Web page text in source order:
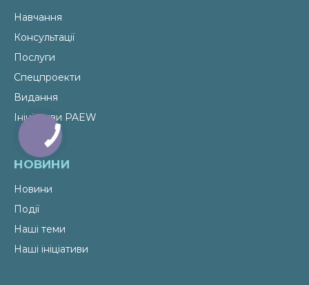
Навчання
Консультації
Послуги
Спецпроекти
Видання
Ініціативи PAEW
НОВИНИ
Новини
Події
Наші теми
Наші ініціативи